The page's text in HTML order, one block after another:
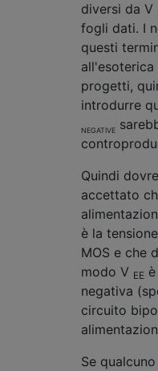
diversi da V
fogli dati. I
questi
progetti,
introdurre
NEGATIVE
Quindi
accettato
è la
MOS e che
modo V EE
negativa
circuito
Se